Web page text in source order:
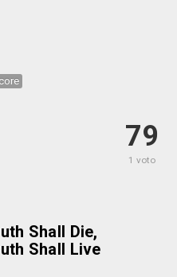
79
1 voto
Shall Die,
Shall Live